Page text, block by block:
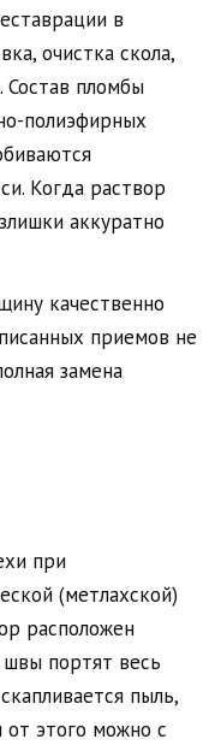
в
очистка скола,
Состав пломбы
полиэфирных
Когда раствор
аккуратно
качественно
приемов не
замена
при
(метлахской)
расположен
портят весь
пыль,
от этого можно с